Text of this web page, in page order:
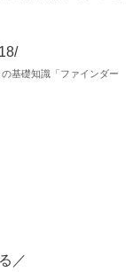
基礎知識「ファインダー
／